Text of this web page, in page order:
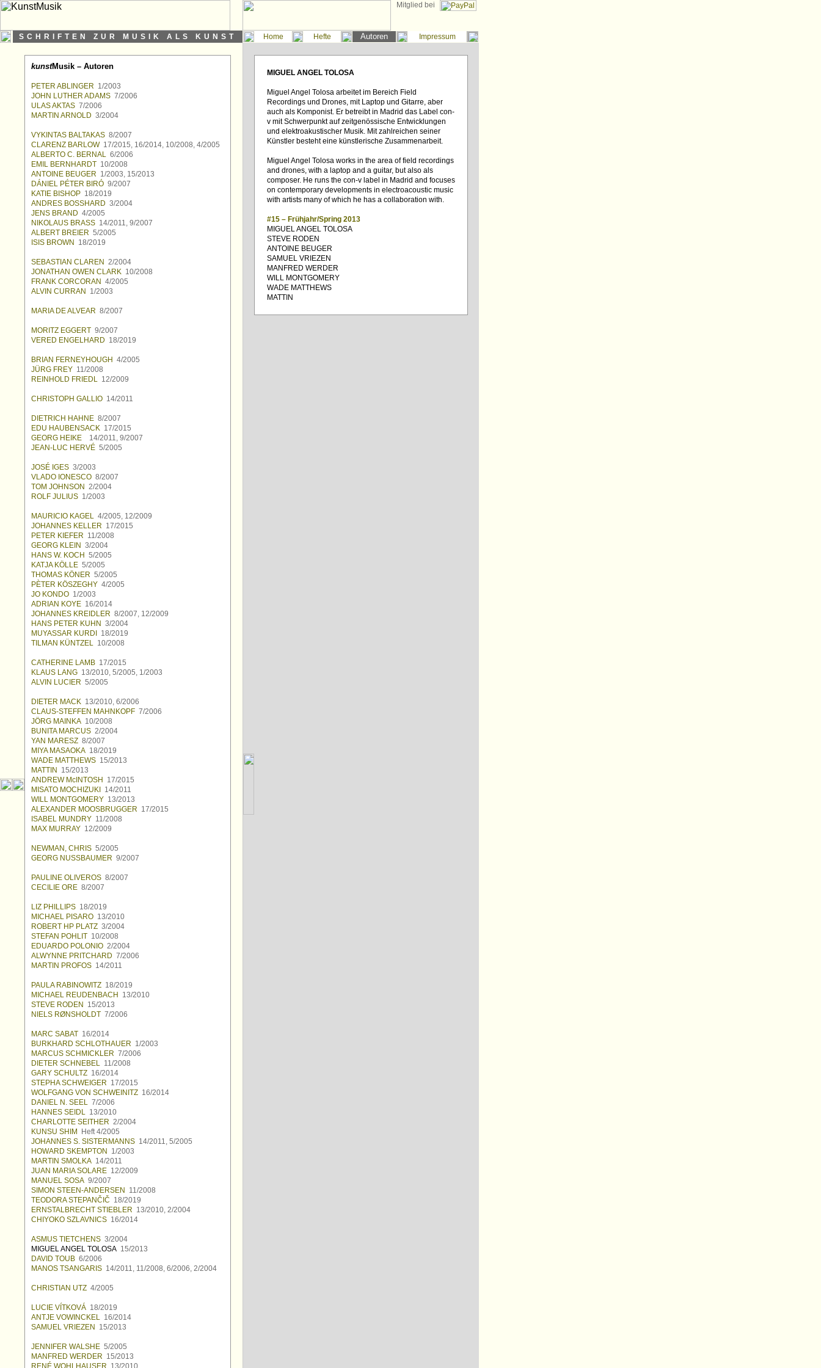
Mitglied bei
SCHRIFTEN ZUR MUSIK ALS KUNST Home Hefte Autoren Impressum
kunstMusik – Autoren
PETER ABLINGER 1/2003
JOHN LUTHER ADAMS 7/2006
ULAS AKTAS 7/2006
MARTIN ARNOLD 3/2004
VYKINTAS BALTAKAS 8/2007
CLARENZ BARLOW 17/2015, 16/2014, 10/2008, 4/2005
ALBERTO C. BERNAL 6/2006
EMIL BERNHARDT 10/2008
ANTOINE BEUGER 1/2003, 15/2013
DÁNIEL PÉTER BIRÓ 9/2007
KATIE BISHOP 18/2019
ANDRES BOSSHARD 3/2004
JENS BRAND 4/2005
NIKOLAUS BRASS 14/2011, 9/2007
ALBERT BREIER 5/2005
ISIS BROWN
18/2019
SEBASTIAN CLAREN 2/2004
JONATHAN OWEN CLARK 10/2008
FRANK CORCORAN 4/2005
ALVIN CURRAN
1/2003
MARIA DE ALVEAR 8/2007
MORITZ EGGERT 9/2007
VERED ENGELHARD 18/2019
BRIAN FERNEYHOUGH 4/2005
JÜRG FREY 11/2008
REINHOLD FRIEDL 12/2009
CHRISTOPH GALLIO 14/2011
DIETRICH HAHNE 8/2007
EDU HAUBENSACK 17/2015
GEORG HEIKE
14/2011, 9/2007
JEAN-LUC HERVÉ 5/2005
JOSÉ IGES 3/2003
VLADO IONESCO 8/2007
TOM JOHNSON 2/2004
ROLF JULIUS 1/2003
MAURICIO KAGEL 4/2005, 12/2009
JOHANNES KELLER 17/2015
PETER KIEFER 11/2008
GEORG KLEIN 3/2004
HANS W. KOCH 5/2005
KATJA KÖLLE 5/2005
THOMAS KÖNER 5/2005
PÈTER KÖSZEGHY 4/2005
JO KONDO 1/2003
ADRIAN KOYE 16/2014
JOHANNES KREIDLER 8/2007, 12/2009
HANS PETER KUHN 3/2004
MUYASSAR KURDI
18/2019
TILMAN KÜNTZEL 10/2008
CATHERINE LAMB 17/2015
KLAUS LANG 13/2010, 5/2005, 1/2003
ALVIN LUCIER 5/2005
DIETER MACK 13/2010, 6/2006
CLAUS-STEFFEN MAHNKOPF 7/2006
JÖRG MAINKA 10/2008
BUNITA MARCUS 2/2004
YAN MARESZ 8/2007
MIYA MASAOKA 18/2019
WADE MATTHEWS 15/2013
MATTIN
15/2013
ANDREW McINTOSH
17/2015
MISATO MOCHIZUKI
14/2011
WILL MONTGOMERY 13/2013
ALEXANDER MOOSBRUGGER 17/2015
ISABEL MUNDRY 11/2008
MAX MURRAY 12/2009
NEWMAN, CHRIS 5/2005
GEORG NUSSBAUMER 9/2007
PAULINE OLIVEROS 8/2007
CECILIE ORE 8/2007
LIZ PHILLIPS 18/2019
MICHAEL PISARO 13/2010
ROBERT HP PLATZ 3/2004
STEFAN POHLIT 10/2008
EDUARDO POLONIO 2/2004
ALWYNNE PRITCHARD 7/2006
MARTIN PROFOS 14/2011
PAULA RABINOWITZ 18/2019
MICHAEL REUDENBACH
13/2010
STEVE RODEN
15/2013
NIELS RØNSHOLDT 7/2006
MARC SABAT 16/2014
BURKHARD SCHLOTHAUER 1/2003
MARCUS SCHMICKLER 7/2006
DIETER SCHNEBEL 11/2008
GARY SCHULTZ 16/2014
STEPHA SCHWEIGER 17/2015
WOLFGANG VON SCHWEINITZ 16/2014
DANIEL N. SEEL 7/2006
HANNES SEIDL 13/2010
CHARLOTTE SEITHER 2/2004
KUNSU SHIM
Heft 4/2005
JOHANNES S. SISTERMANNS 14/2011, 5/2005
HOWARD SKEMPTON
1/2003
MARTIN SMOLKA 14/2011
JUAN MARIA SOLARE 12/2009
MANUEL SOSA 9/2007
SIMON STEEN-ANDERSEN
11/2008
TEODORA STEPANČIČ 18/2019
ERNSTALBRECHT STIEBLER 13/2010, 2/2004
CHIYOKO SZLAVNICS 16/2014
ASMUS TIETCHENS 3/2004
MIGUEL ANGEL TOLOSA 15/2013
DAVID TOUB 6/2006
MANOS TSANGARIS 14/2011, 11/2008, 6/2006, 2/2004
CHRISTIAN UTZ 4/2005
LUCIE VÍTKOVÁ 18/2019
ANTJE VOWINCKEL 16/2014
SAMUEL VRIEZEN
15/2013
JENNIFER WALSHE 5/2005
MANFRED WERDER 15/2013
RENÉ WOHLHAUSER 13/2010
MIGUEL ANGEL TOLOSA
Miguel Angel Tolosa arbeitet im Bereich Field
Recordings und Drones, mit Laptop und Gitarre, aber
auch als Komponist. Er betreibt in Madrid das Label con-
v mit Schwerpunkt auf zeitgenössische Entwicklungen
und elektroakustischer Musik. Mit zahlreichen seiner
Künstler besteht eine künstlerische Zusammenarbeit.
Miguel Angel Tolosa works in the area of field recordings
and drones, with a laptop and a guitar, but also als
composer. He runs the con-v label in Madrid and focuses
on contemporary developments in electroacoustic music
with artists many of which he has a collaboration with.
#15 – Frühjahr/Spring 2013
MIGUEL ANGEL TOLOSA
STEVE RODEN
ANTOINE BEUGER
SAMUEL VRIEZEN
MANFRED WERDER
WILL MONTGOMERY
WADE MATTHEWS
MATTIN